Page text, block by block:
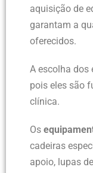
aquisição de
garantam a
oferecidos.
A escolha dos
pois eles são
clínica.
Os
cadeiras
apoio, lupas